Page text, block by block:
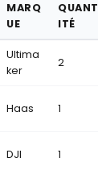
MARQ
UE
QUANT
ITÉ
Ultima
ker
2
Haas 1
DJI 1